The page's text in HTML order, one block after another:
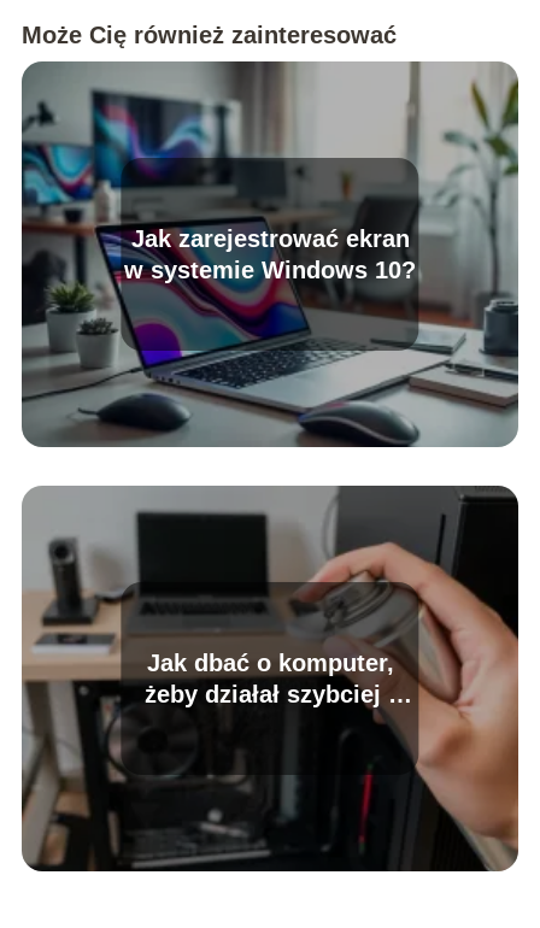
Może Cię również zainteresować
Jak zarejestrować ekran
w systemie Windows 10?
Jak dbać o komputer,
żeby działał szybciej i